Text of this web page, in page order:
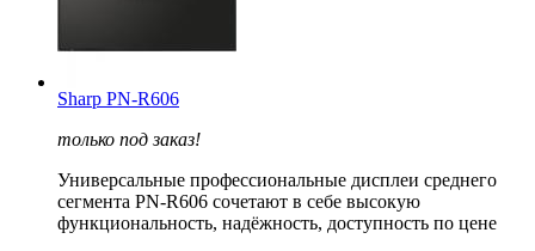
Sharp PN-R606
только под заказ!
Универсальные профессиональные дисплеи среднего
сегмента PN-R606 сочетают в себе высокую
функциональность, надёжность, доступность по цене